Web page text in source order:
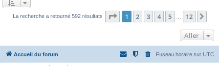
La recherche a retourné 592 résultats Page 1sur12
1 2 3 4 5 12
Aller
Accueil du forum Fuseau horaire sur UTC